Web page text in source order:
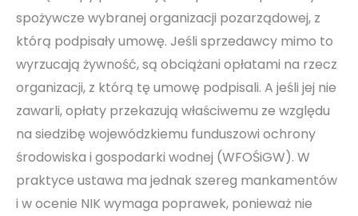
spożywcze wybranej organizacji pozarządowej, z
którą podpisały umowę. Jeśli sprzedawcy mimo to
wyrzucają żywność, są obciążani opłatami na rzecz
organizacji, z którą tę umowę podpisali. A jeśli jej nie
zawarli, opłaty przekazują właściwemu ze względu
na siedzibę wojewódzkiemu funduszowi ochrony
środowiska i gospodarki wodnej (WFOŚiGW). W
praktyce ustawa ma jednak szereg mankamentów
i w ocenie NIK wymaga poprawek, ponieważ nie